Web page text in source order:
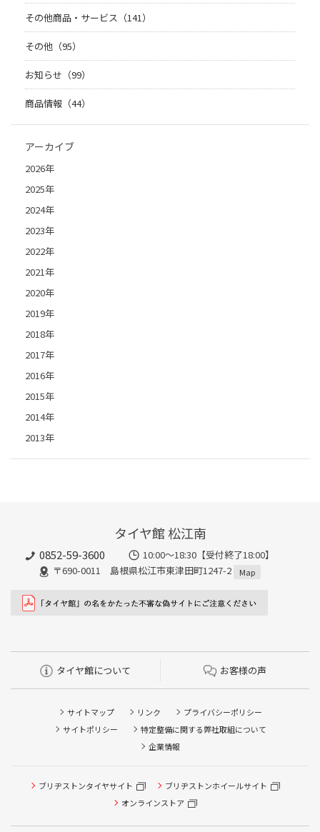
その他商品・サービス（141）
その他（95）
お知らせ（99）
商品情報（44）
アーカイブ
2026年
2025年
2024年
2023年
2022年
2021年
2020年
2019年
2018年
2017年
2016年
2015年
2014年
2013年
タイヤ館 松江南
0852-59-3600
10:00～18:30【受付終了18:00】
〒690-0011 島根県松江市東津田町1247-2
Map
タイヤ館について お客様の声
サイトマップ リンク
プライバシーポリシー
サイトポリシー
特定整備に関する弊社取組について
企業情報
ブリヂストンタイヤサイト
ブリヂストンホイールサイト
オンラインストア
タイヤ点検・安全点検/タイヤ履き替え/オイル交換/その他
ピット作業の予約